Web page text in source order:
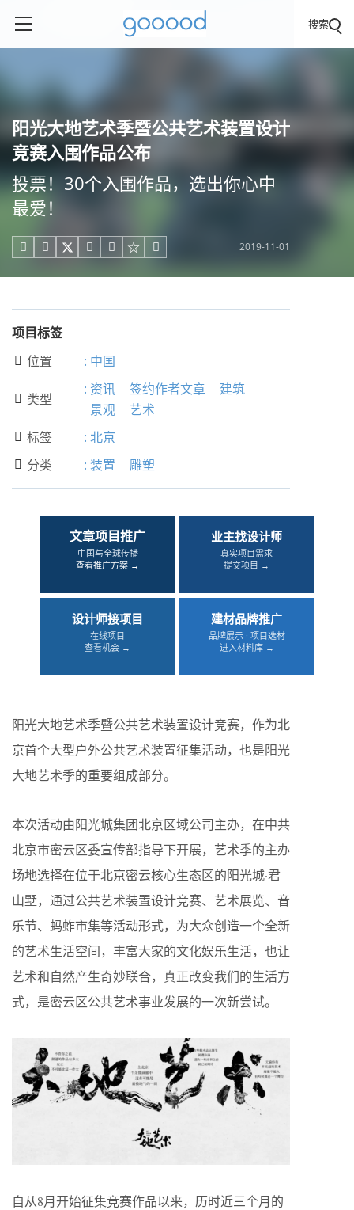
搜索
阳光大地艺术季暨公共艺术装置设计
竞赛入围作品公布
投票！30个入围作品，选出你心中
最爱！
     2019-11-01
项目标签
 位置 : 中国
 类型
: 资讯 签约作者文章
建筑
景观
艺术
 标签 : 北京
 分类 : 装置 雕塑
文章项目推广
中国与全球传播
查看推广方案 →
业主找设计师
真实项目需求
提交项目 →
设计师接项目
在线项目
查看机会 →
建材品牌推广
品牌展示 · 项目选材
进入材料库 →
阳光大地艺术季暨公共艺术装置设计竞赛，作为北
京首个大型户外公共艺术装置征集活动，也是阳光
大地艺术季的重要组成部分。
本次活动由阳光城集团北京区域公司主办，在中共
北京市密云区委宣传部指导下开展，艺术季的主办
场地选择在位于北京密云核心生态区的阳光城·君
山墅，通过公共艺术装置设计竞赛、艺术展览、音
乐节、蚂蚱市集等活动形式，为大众创造一个全新
的艺术生活空间，丰富大家的文化娱乐生活，也让
艺术和自然产生奇妙联合，真正改变我们的生活方
式，是密云区公共艺术事业发展的一次新尝试。
自从8月开始征集竞赛作品以来，历时近三个月的